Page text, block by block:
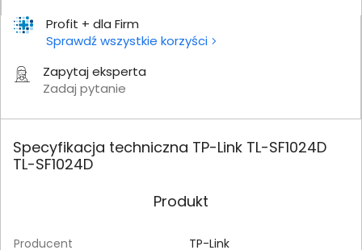
Profit + dla Firm
Sprawdź wszystkie korzyści
Zapytaj eksperta
Zadaj pytanie
Specyfikacja techniczna TP-Link TL-SF1024D
TL-SF1024D
Produkt
Producent TP-Link